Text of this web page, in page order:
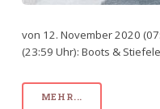
von 12. November 2020
(23:59 Uhr): Boots &
MEHR...